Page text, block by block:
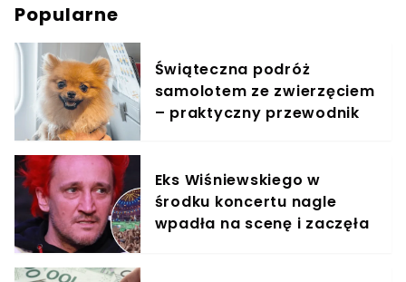
Popularne
Świąteczna podróż
samolotem ze zwierzęciem
– praktyczny przewodnik
Eks Wiśniewskiego w
środku koncertu nagle
wpadła na scenę i zaczęła